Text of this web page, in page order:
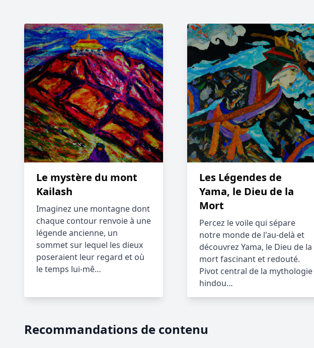
Le mystère du mont
Kailash
Imaginez une montagne dont
chaque contour renvoie à une
légende ancienne, un
sommet sur lequel les dieux
poseraient leur regard et où
le temps lui-mê…
Les Légendes de
Yama, le Dieu de la
Mort
Percez le voile qui sépare
notre monde de l'au-delà et
découvrez Yama, le Dieu de la
mort fascinant et redouté.
Pivot central de la mythologie
hindou…
Recommandations de contenu